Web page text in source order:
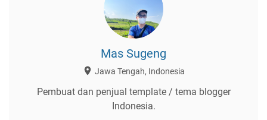
Mas Sugeng
Jawa Tengah, Indonesia
Pembuat dan penjual template / tema blogger
Indonesia.